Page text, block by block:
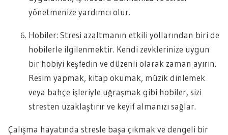
yönetmenize yardımcı olur.
Hobiler: Stresi azaltmanın etkili yollarından biri de
hobilerle ilgilenmektir. Kendi zevklerinize uygun
bir hobiyi keşfedin ve düzenli olarak zaman ayırın.
Resim yapmak, kitap okumak, müzik dinlemek
veya bahçe işleriyle uğraşmak gibi hobiler, sizi
stresten uzaklaştırır ve keyif almanızı sağlar.
Çalışma hayatında stresle başa çıkmak ve dengeli bir